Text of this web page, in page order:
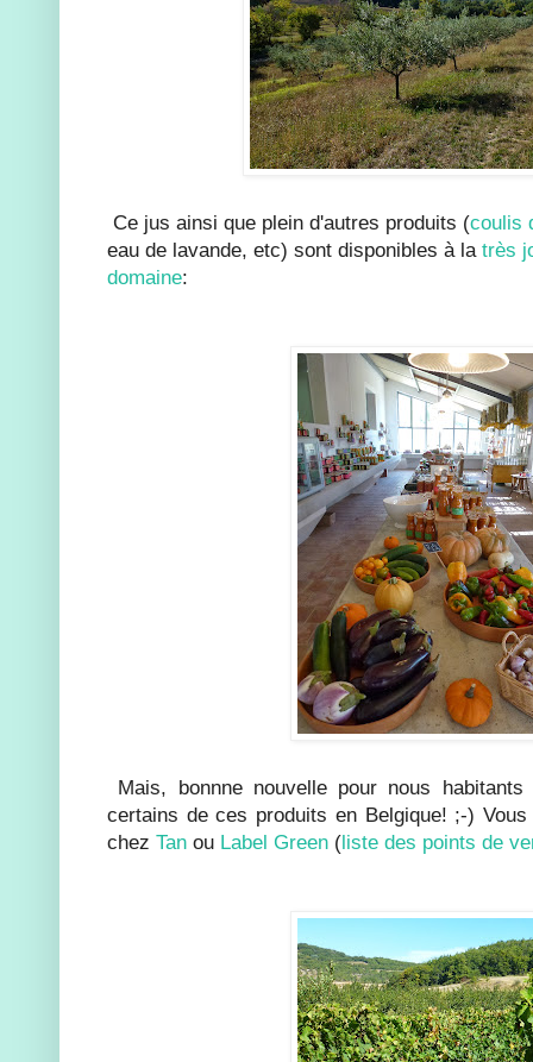
Ce jus ainsi que plein d'autres produits (coulis
eau de lavande, etc) sont disponibles à la très
domaine:
Mais, bonnne nouvelle pour nous
certains de ces produits en Belgique! ;-)
chez Tan ou Label Green (liste des points de